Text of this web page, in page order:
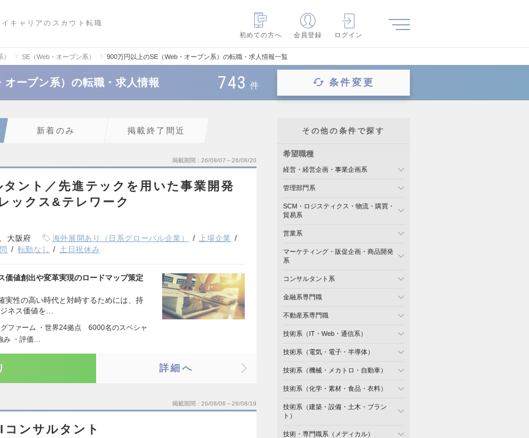
イキャリアのスカウト転職
初めての方へ
会員登録 ログイン
SE（Web・オープン系） 900万円以上のSE（Web・オープン系）の転職・求人情報一覧
ープン系）の転職・求人情報 743 件 条件変更
新着のみ 掲載終了間近
掲載期間 26/08/07～26/08/20
ント／先進テックを用いた事業開発
ックス&テレワーク
大阪府 海外展開あり（日系グローバル企業）
上場企業
転勤なし 土日祝休み
価値創出や変革実現のロードマップ策定
実性の高い時代と対峙するためには、持
ネス価値を…
グファーム ・世界24拠点 6000名のスペシャ
み ・評価…
詳細へ
掲載期間 26/08/06～26/08/19
ンサルタント
その他の条件で探す
希望職種
経営・経営企画・事業企画系
管理部門系
SCM・ロジスティクス・物流・購買・
貿易系
営業系
マーケティング・販促企画・商品開発
系
コンサルタント系
金融系専門職
不動産系専門職
技術系（IT・Web・通信系）
技術系（電気・電子・半導体）
技術系（機械・メカトロ・自動車）
技術系（化学・素材・食品・衣料）
技術系（建築・設備・土木・プラン
ト）
技術・専門職系（メディカル）